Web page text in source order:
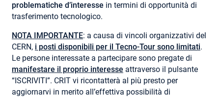
problematiche d’interesse in termini di opportunità di
trasferimento tecnologico.
NOTA IMPORTANTE: a causa di vincoli organizzativi del
CERN, i posti disponibili per il Tecno-Tour sono limitati.
Le persone interessate a partecipare sono pregate di
manifestare il proprio interesse attraverso il pulsante
“ISCRIVITI”. CRIT vi ricontatterà al più presto per
aggiornarvi in merito all’effettiva possibilità di